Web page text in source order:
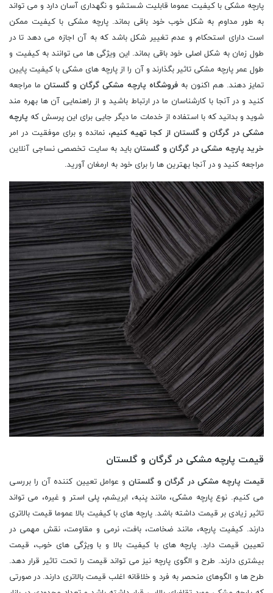
پارچه مشکی با کیفیت عموما قابلیت شستشو و نگهداری آسان دارد و می تواند
به طور مداوم به شکل خوب خود باقی بماند. پارچه مشکی با کیفیت ممکن
است دارای استحکام و عدم تغییر شکل باشد که به آن اجازه می دهد تا در
طول زمان به شکل اصلی خود باقی بماند. این ویژگی ها می توانند به کیفیت و
طول عمر پارچه مشکی تاثیر بگذارند و آن را از پارچه های مشکی با کیفیت پایین
تمایز دهند. هم اکنون بهفروشگاه پارچه مشکی گرگان و گلستان ما مراجعه
کنید و در آنجا با کارشناسان ما در ارتباط باشید و از راهنمایی آن ها بهره مند
شوید و بدانید که با استفاده از خدمات ما دیگر جایی برای این پرسش که پارچه
مشکی در گرگان و گلستان از کجا تهیه کنیم، نمانده و برای موفقیت در امر
خرید پارچه مشکی در گرگان و گلستانباید به سایت تخصصی نساجی آنلاین
مراجعه کنید و در آنجا بهترین ها را برای خود به ارمغان آورید.
قیمت پارچه مشکی در گرگان و گلستان
قیمت پارچه مشکی در گرگان و گلستان و عوامل تعیین کننده آن را بررسی
می کنیم. نوع پارچه مشکی، مانند پنبه، ابریشم، پلی استر و غیره، می تواند
تاثیر زیادی بر قیمت داشته باشد. پارچه های با کیفیت بالا عموما قیمت بالاتری
دارند. کیفیت پارچه، مانند ضخامت، بافت، نرمی و مقاومت، نقش مهمی در
تعیین قیمت دارد. پارچه های با کیفیت بالا و با ویژگی های خوب، قیمت
بیشتری دارند. طرح و الگوی پارچه نیز می تواند قیمت را تحت تاثیر قرار دهد.
طرح ها و الگوهای منحصر به فرد و خلاقانه اغلب قیمت بالاتری دارند. در صورتی